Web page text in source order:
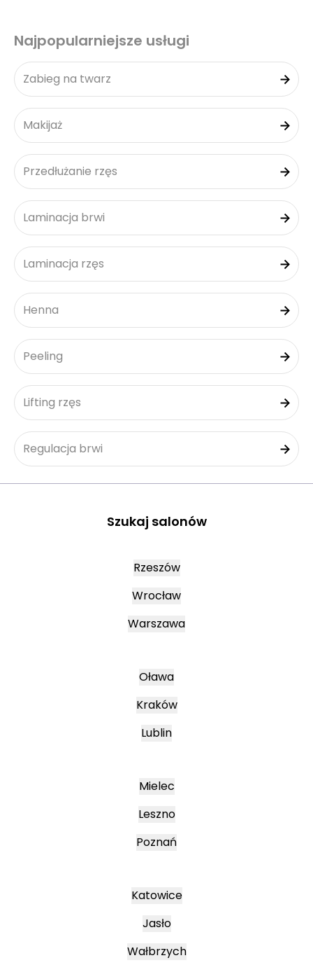
Najpopularniejsze usługi
Zabieg na twarz
Makijaż
Przedłużanie rzęs
Laminacja brwi
Laminacja rzęs
Henna
Peeling
Lifting rzęs
Regulacja brwi
Szukaj salonów
Rzeszów
Wrocław
Warszawa
Oława
Kraków
Lublin
Mielec
Leszno
Poznań
Katowice
Jasło
Wałbrzych